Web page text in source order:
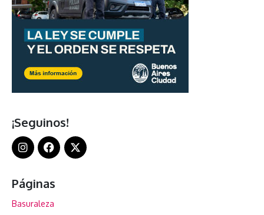
¡Seguinos!
Páginas
Basuraleza